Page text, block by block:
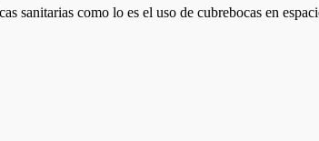
sanitarias como lo es el uso de cubrebocas en